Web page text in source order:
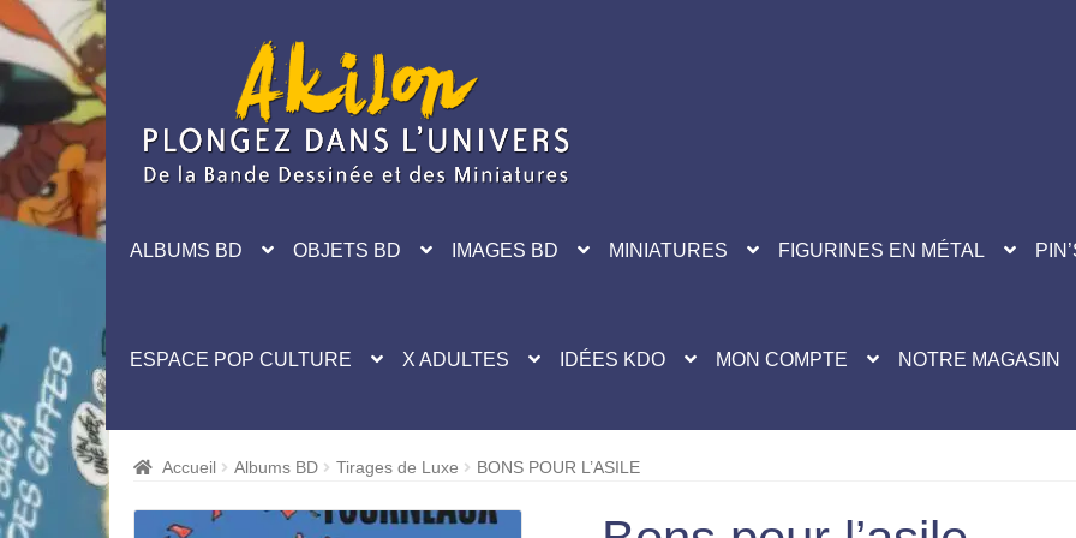
navigation
ALBUMS BD OBJETS BD IMAGES BD MINIATURES FIGURINES EN MÉTAL
ESPACE POP CULTURE X ADULTES IDÉES KDO MON COMPTE NOTRE MAGASIN
Accueil Albums BD Tirages de Luxe BONS POUR L’ASILE